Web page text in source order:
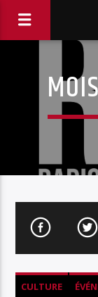
CULTURE